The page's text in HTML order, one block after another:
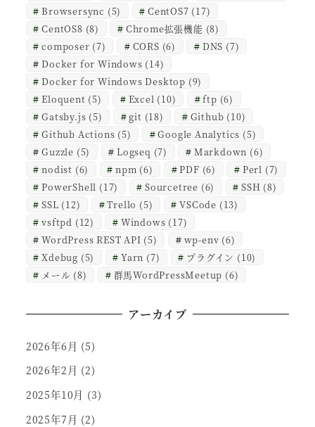
Browsersync (5) CentOS7 (17)
CentOS8 (8) Chrome拡張機能 (8)
composer (7) CORS (6) DNS (7)
Docker for Windows (14)
Docker for Windows Desktop (9)
Eloquent (5) Excel (10) ftp (6)
Gatsby.js (5) git (18) Github (10)
Github Actions (5) Google Analytics (5)
Guzzle (5) Logseq (7) Markdown (6)
nodist (6) npm (6) PDF (6) Perl (7)
PowerShell (17) Sourcetree (6) SSH (8)
SSL (12) Trello (5) VSCode (13)
vsftpd (12) Windows (17)
WordPress REST API (5) wp-env (6)
Xdebug (5) Yarn (7) プラグイン (10)
メール (8) 群馬WordPressMeetup (6)
アーカイブ
2026年6月 (5)
2026年2月 (2)
2025年10月 (3)
2025年7月 (2)